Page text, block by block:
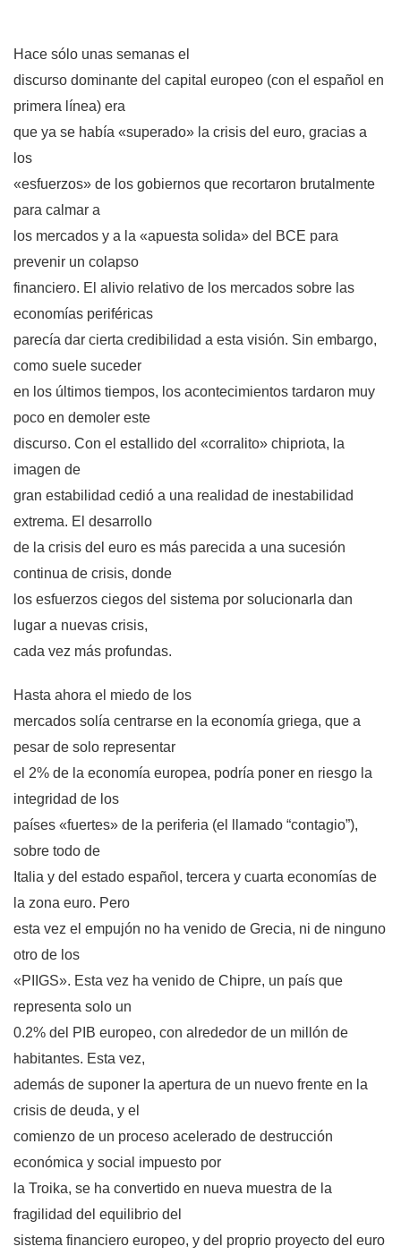
Hace sólo unas semanas el
discurso dominante del capital europeo (con el español en
primera línea) era
que ya se había «superado» la crisis del euro, gracias a
los
«esfuerzos» de los gobiernos que recortaron brutalmente
para calmar a
los mercados y a la «apuesta solida» del BCE para
prevenir un colapso
financiero. El alivio relativo de los mercados sobre las
economías periféricas
parecía dar cierta credibilidad a esta visión. Sin embargo,
como suele suceder
en los últimos tiempos, los acontecimientos tardaron muy
poco en demoler este
discurso. Con el estallido del «corralito» chipriota, la
imagen de
gran estabilidad cedió a una realidad de inestabilidad
extrema. El desarrollo
de la crisis del euro es más parecida a una sucesión
continua de crisis, donde
los esfuerzos ciegos del sistema por solucionarla dan
lugar a nuevas crisis,
cada vez más profundas.
Hasta ahora el miedo de los
mercados solía centrarse en la economía griega, que a
pesar de solo representar
el 2% de la economía europea, podría poner en riesgo la
integridad de los
países «fuertes» de la periferia (el llamado “contagio”),
sobre todo de
Italia y del estado español, tercera y cuarta economías de
la zona euro. Pero
esta vez el empujón no ha venido de Grecia, ni de ninguno
otro de los
«PIIGS». Esta vez ha venido de Chipre, un país que
representa solo un
0.2% del PIB europeo, con alrededor de un millón de
habitantes. Esta vez,
además de suponer la apertura de un nuevo frente en la
crisis de deuda, y el
comienzo de un proceso acelerado de destrucción
económica y social impuesto por
la Troika, se ha convertido en nueva muestra de la
fragilidad del equilibrio del
sistema financiero europeo, y del proprio proyecto del euro